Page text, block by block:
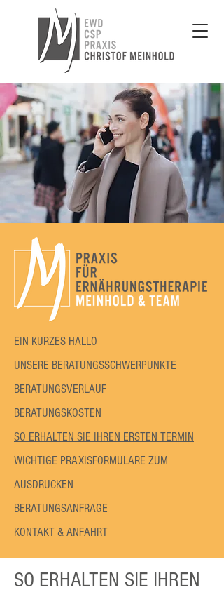
EIN KURZES HALLO
UNSERE BERATUNGSSCHWERPUNKTE
BERATUNGSVERLAUF
BERATUNGSKOSTEN
SO ERHALTEN SIE IHREN ERSTEN TERMIN
WICHTIGE PRAXISFORMULARE ZUM
AUSDRUCKEN​
BERATUNGSANFRAGE
KONTAKT & ANFAHRT
SO ERHALTEN SIE IHREN